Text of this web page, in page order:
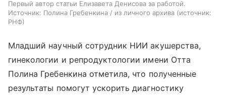
Первый автор статьи Елизавета Денисова за работой.
Источник: Полина Гребенкина / из личного архива
источник:
РНФ
Младший научный сотрудник НИИ акушерства,
гинекологии и репродуктологии имени Отта
Полина Гребенкина отметила, что полученные
результаты помогут ускорить диагностику